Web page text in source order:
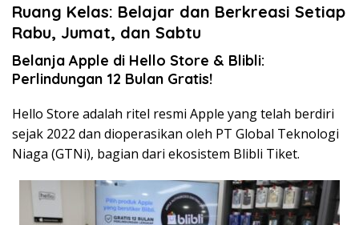
Ruang Kelas: Belajar dan Berkreasi Setiap
Rabu, Jumat, dan Sabtu
Belanja Apple di Hello Store & Blibli:
Perlindungan 12 Bulan Gratis!
Hello Store adalah ritel resmi Apple yang telah berdiri
sejak 2022 dan dioperasikan oleh PT Global Teknologi
Niaga (GTNi), bagian dari ekosistem Blibli Tiket.